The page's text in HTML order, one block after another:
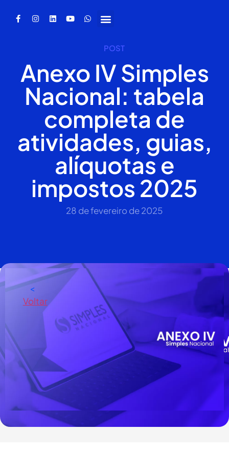
<
Voltar
POST
Anexo IV Simples
Nacional: tabela
completa de
atividades, guias,
alíquotas e
impostos 2025
28 de fevereiro de 2025